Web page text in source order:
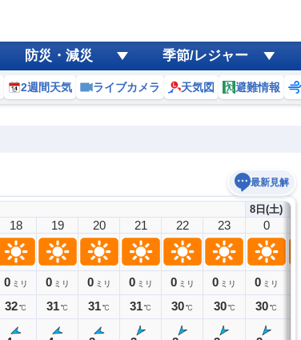
防災・減災 季節/レジャー
2週間天気 ライブカメラ 天気図 避難情報
最新見解
18
0 ミリ
32℃
19
0 ミリ
31℃
20
0 ミリ
31℃
21
0 ミリ
31℃
22
0 ミリ
30℃
23
0 ミリ
30 ℃
8日(土)
0
0 ミリ
30℃